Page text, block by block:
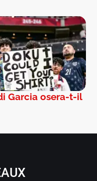
Garcia osera-t-il